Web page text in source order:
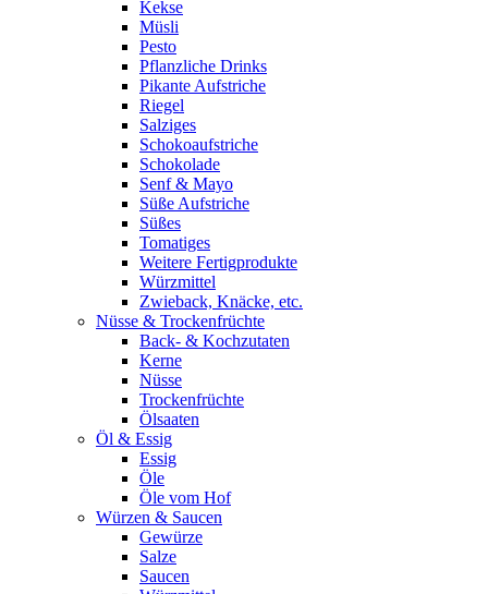
Kekse
Müsli
Pesto
Pflanzliche Drinks
Pikante Aufstriche
Riegel
Salziges
Schokoaufstriche
Schokolade
Senf & Mayo
Süße Aufstriche
Süßes
Tomatiges
Weitere Fertigprodukte
Würzmittel
Zwieback, Knäcke, etc.
Nüsse & Trockenfrüchte
Back- & Kochzutaten
Kerne
Nüsse
Trockenfrüchte
Ölsaaten
Öl & Essig
Essig
Öle
Öle vom Hof
Würzen & Saucen
Gewürze
Salze
Saucen